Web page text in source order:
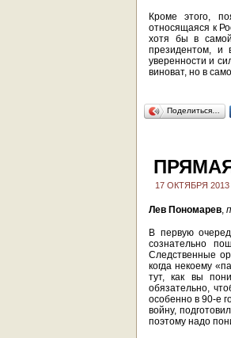
Кроме этого,
относящаяся к
хотя бы в
президентом, и
уверенности и
виноват, но в
Поделиться…
17 ОКТЯБРЯ 2013
Лев Пономарев,
В первую
сознательно
Следственные
когда некоему
тут, как вы
обязательно,
особенно в 90-е
войну,
поэтому надо